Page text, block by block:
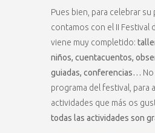
Pues bien, para celebrar su
contamos con el II Festival
viene muy completido:
niños, cuentacuentos,
guiadas, conferencias…
programa del festival, para
actividades que más os
todas las actividades son